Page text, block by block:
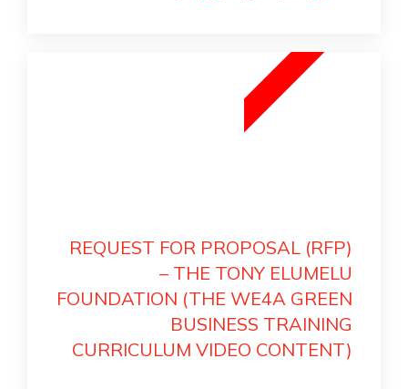
REQUEST FOR PROPOSAL (RFP)
– THE TONY ELUMELU
FOUNDATION (THE WE4A GREEN
BUSINESS TRAINING
CURRICULUM VIDEO CONTENT)
O
C
T
2
0
2